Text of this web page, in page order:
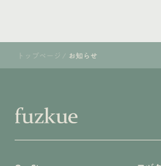
トップページ / お知らせ